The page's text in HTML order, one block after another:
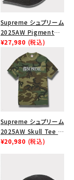
Supreme シュプリーム
2025AW Pigment
Coated 2-Tone S
Logo 6-Panel Cap ピ
グメントコーテッド 2ト
ーン エスロゴ 6パネル
キャップ ブラック
¥27,980 (税込)
Supreme シュプリーム
2025AW Skull Tee ス
カル Tシャツ ウッドラ
¥20,980 (税込)